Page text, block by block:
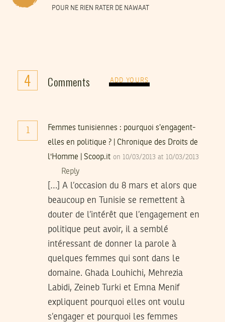
POUR NE RIEN RATER DE NAWAAT
4 Comments ADD YOURS
1
Femmes tunisiennes : pourquoi s’engagent-
elles en politique ? | Chronique des Droits de
l'Homme | Scoop.it on 10/03/2013 at 10/03/2013
Reply
[…] A l’occasion du 8 mars et alors que
beaucoup en Tunisie se remettent à
douter de l’intérêt que l’engagement en
politique peut avoir, il a semblé
intéressant de donner la parole à
quelques femmes qui sont dans le
domaine. Ghada Louhichi, Mehrezia
Labidi, Zeineb Turki et Emna Menif
expliquent pourquoi elles ont voulu
s’engager et pourquoi les femmes